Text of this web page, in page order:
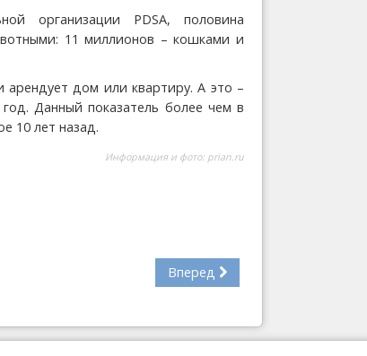
организации PDSA, половина
11 миллионов – кошками и
дом или квартиру. А это –
Данный показатель более чем в
10 лет назад.
Информация и фото: prian.ru
Вперед